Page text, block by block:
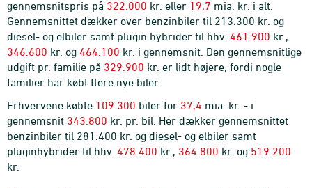
gennemsnitspris på 322.000 kr. eller 19,7 mia. kr. i alt.
Gennemsnittet dækker over benzinbiler til 213.300 kr. og
diesel- og elbiler samt plugin hybrider til hhv. 461.900 kr.,
346.600 kr. og 464.100 kr. i gennemsnit. Den gennemsnitlige
udgift pr. familie på 329.900 kr. er lidt højere, fordi nogle
familier har købt flere nye biler.
Erhvervene købte 109.300 biler for 37,4 mia. kr. - i
gennemsnit 343.800 kr. pr. bil. Her dækker gennemsnittet
benzinbiler til 281.400 kr. og diesel- og elbiler samt
pluginhybrider til hhv. 478.400 kr., 364.800 kr. og 519.200
kr.